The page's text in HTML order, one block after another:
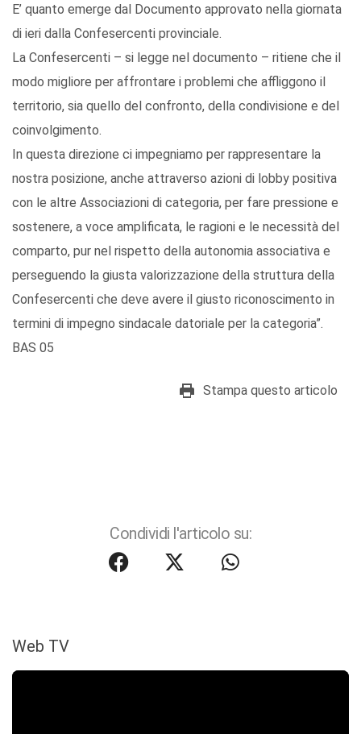
E’ quanto emerge dal Documento approvato nella giornata
di ieri dalla Confesercenti provinciale.
La Confesercenti – si legge nel documento – ritiene che il
modo migliore per affrontare i problemi che affliggono il
territorio, sia quello del confronto, della condivisione e del
coinvolgimento.
In questa direzione ci impegniamo per rappresentare la
nostra posizione, anche attraverso azioni di lobby positiva
con le altre Associazioni di categoria, per fare pressione e
sostenere, a voce amplificata, le ragioni e le necessità del
comparto, pur nel rispetto della autonomia associativa e
perseguendo la giusta valorizzazione della struttura della
Confesercenti che deve avere il giusto riconoscimento in
termini di impegno sindacale datoriale per la categoria”.
BAS 05
Stampa questo articolo
Condividi l'articolo su:
Web TV